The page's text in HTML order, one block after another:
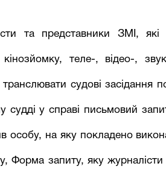
та представники ЗМІ,
теле-, відео-,
судові засідання
судді у справі письмовий
особу, на яку покладено
Форма запиту, яку